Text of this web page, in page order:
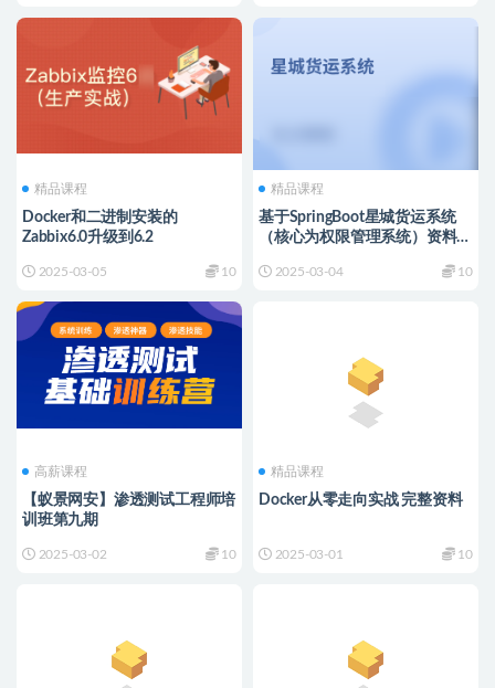
精品课程
Docker和二进制安装的
Zabbix6.0升级到6.2
2025-03-05 10
精品课程
基于SpringBoot星城货运系统
（核心为权限管理系统）资料完
2025-03-04 10
高薪课程
【蚁景网安】渗透测试工程师培
训班第九期
2025-03-02 10
精品课程
Docker从零走向实战 完整资料
2025-03-01 10